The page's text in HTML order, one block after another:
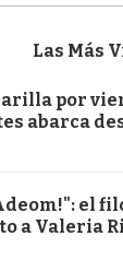
Las Más
por
abarca
el
a Valeria